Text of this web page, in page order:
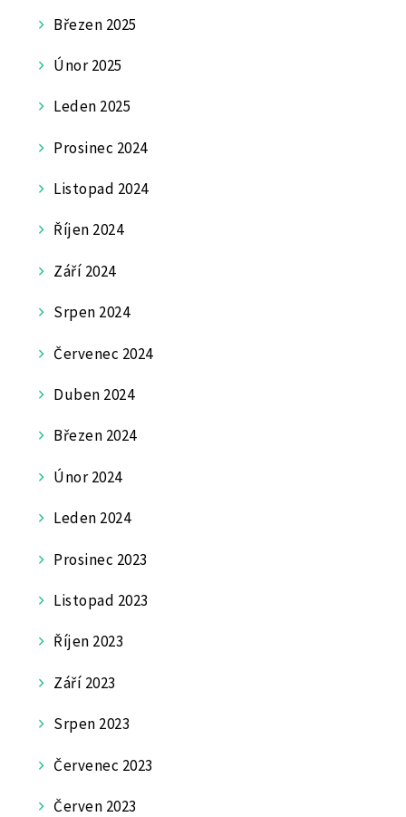
Březen 2025
Únor 2025
Leden 2025
Prosinec 2024
Listopad 2024
Říjen 2024
Září 2024
Srpen 2024
Červenec 2024
Duben 2024
Březen 2024
Únor 2024
Leden 2024
Prosinec 2023
Listopad 2023
Říjen 2023
Září 2023
Srpen 2023
Červenec 2023
Červen 2023